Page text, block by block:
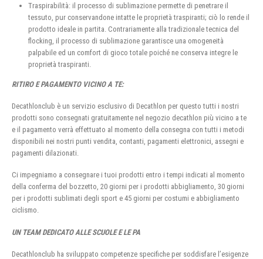
Traspirabilità: il processo di sublimazione permette di penetrare il
tessuto, pur conservandone intatte le proprietà traspiranti; ciò lo rende il
prodotto ideale in partita. Contrariamente alla tradizionale tecnica del
flocking, il processo di sublimazione garantisce una omogeneità
palpabile ed un comfort di gioco totale poiché ne conserva integre le
proprietà traspiranti.
RITIRO E PAGAMENTO VICINO A TE:
Decathlonclub è un servizio esclusivo di Decathlon per questo tutti i nostri
prodotti sono consegnati gratuitamente nel negozio decathlon più vicino a te
e il pagamento verrà effettuato al momento della consegna con tutti i metodi
disponibili nei nostri punti vendita, contanti, pagamenti elettronici, assegni e
pagamenti dilazionati.
Ci impegniamo a consegnare i tuoi prodotti entro i tempi indicati al momento
della conferma del bozzetto, 20 giorni per i prodotti abbigliamento, 30 giorni
per i prodotti sublimati degli sport e 45 giorni per costumi e abbigliamento
ciclismo.
UN TEAM DEDICATO ALLE SCUOLE E LE PA
Decathlonclub ha sviluppato competenze specifiche per soddisfare l’esigenze